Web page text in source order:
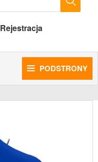
Rejestracja
PODSTRONY